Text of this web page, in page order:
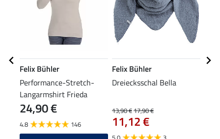
Felix Bühler
Performance-Stretch-
Langarmshirt Frieda
24,90 €
4.8 146
Felix Bühler
Dreiecksschal Bella
13,90 €17,90 €
11,12 €